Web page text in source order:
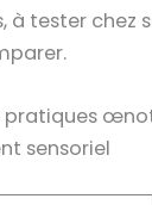
à tester chez
pratiques
sensoriel